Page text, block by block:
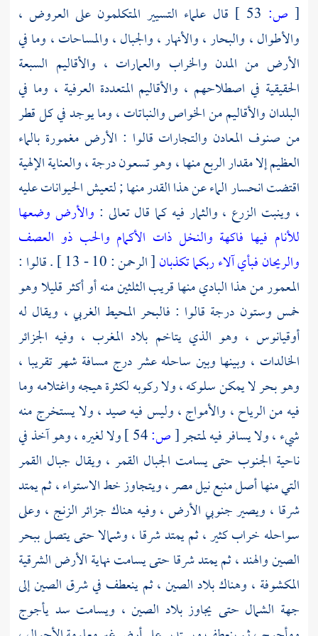
[ ص:
قال علماء التسيير المتكلمون على العروض ،
والأطوال ، والبحار ، والأنهار ، والجبال ، والمساحات ، وما في
الأرض من المدن والخراب والعمارات ، والأقاليم السبعة
الحقيقية في اصطلاحهم ، والأقاليم المتعددة العرفية ، وما في
البلدان والأقاليم من الخواص والنباتات ، وما يوجد في كل قطر
من صنوف المعادن والتجارات قالوا : الأرض مغمورة بالماء
العظيم إلا مقدار الربع منها ، وهو تسعون درجة ، والعناية الإلهية
اقتضت انحسار الماء عن هذا القدر منها ; لتعيش الحيوانات عليه
، وينبت الزرع ، والثمار فيه كما قال تعالى : والأرض وضعها
للأنام فيها فاكهة والنخل ذات الأكمام والحب ذو العصف
والريحان فبأي آلاء ربكما تكذبان
[ الرحمن : 10 - 13 ] . قالوا :
المعمور من هذا البادي منها قريب الثلثين منه أو أكثر قليلا وهو
خمس وستون درجة قالوا : فالبحر المحيط الغربي ، ويقال له
أوقيانوس ، وهو الذي يتاخم بلاد المغرب ، وفيه الجزائر
الخالدات ، وبينها وبين ساحله عشر درج مسافة شهر تقريبا ،
وهو بحر لا يمكن سلوكه ، ولا ركوبه لكثرة هيجه واغتلامه وما
فيه من الرياح ، والأمواج ، وليس فيه صيد ، ولا يستخرج منه
شيء ، ولا يسافر فيه لمتجر[ص:
ولا لغيره ، وهو آخذ في
ناحية الجنوب حتى يسامت الجبال القمر ، ويقال جبال القمر
التي منها أصل منبعنيل مصر، ويتجاوز خط الاستواء ، ثم يمتد
شرقا ، ويصير جنوبي الأرض ، وفيه هناك جزائر الزنج ، وعلى
سواحله خراب كثير ، ثم يمتد شرقا ، وشمالا حتى يتصل ببحر
الصينوالهند، ثم يمتد شرقا حتى يسامت نهاية الأرض الشرقية
المكشوفة ، وهناك بلاد الصين ، ثم ينعطف في شرق الصينإلى
جهة الشمال حتى يجاوز بلاد الصين ، ويسامت سد يأجوج